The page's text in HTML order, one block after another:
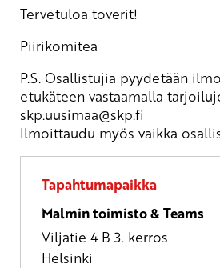
Tervetuloa toverit!
Piirikomitea
P.S. Osallistujia pyydetään
etukäteen vastaamalla
skp.uusimaa@skp.fi
Ilmoittaudu myös vaikka
Tapahtumapaikka
Malmin toimisto & Teams
Viljatie 4 B 3. kerros
Helsinki